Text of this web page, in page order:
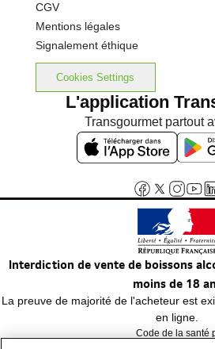
CGV
Mentions légales
Signalement éthique
Cookies Settings
L'application
Transgourmet partout
Interdiction de vente de boissons
moins de 18
La preuve de majorité de l'acheteur est
en ligne.
Code de la santé